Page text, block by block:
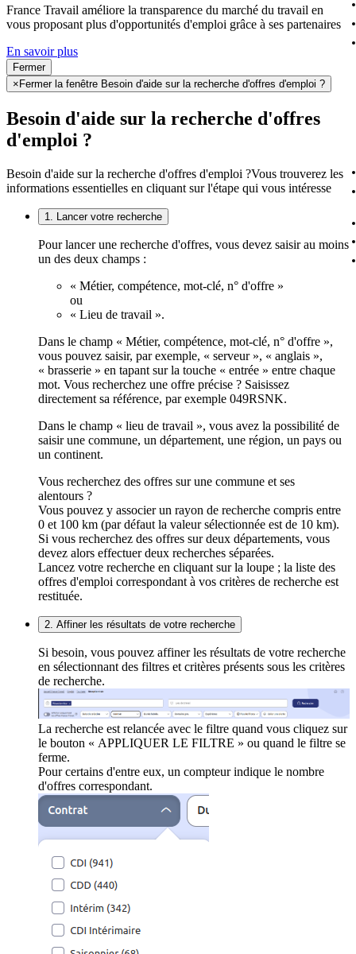
France Travail améliore la transparence du marché du travail en
vous proposant plus d'opportunités d'emploi grâce à ses partenaires
En savoir plus
Fermer
× Fermer la fenêtre Besoin d'aide sur la recherche d'offres d'emploi ?
Besoin d'aide sur la recherche d'offres
d'emploi ?
Besoin d'aide sur la recherche d'offres d'emploi ?Vous trouverez les
informations essentielles en cliquant sur l'étape qui vous intéresse
1. Lancer votre recherche
Pour lancer une recherche d'offres, vous devez saisir au moins
un des deux champs :
« Métier, compétence, mot-clé, n° d'offre »
ou
« Lieu de travail ».
Dans le champ « Métier, compétence, mot-clé, n° d'offre »,
vous pouvez saisir, par exemple, « serveur », « anglais »,
« brasserie » en tapant sur la touche « entrée » entre chaque
mot. Vous recherchez une offre précise ? Saisissez
directement sa référence, par exemple 049RSNK.
Dans le champ « lieu de travail », vous avez la possibilité de
saisir une commune, un département, une région, un pays ou
un continent.
Vous recherchez des offres sur une commune et ses
alentours ?
Vous pouvez y associer un rayon de recherche compris entre
0 et 100 km (par défaut la valeur sélectionnée est de 10 km).
Si vous recherchez des offres sur deux départements, vous
devez alors effectuer deux recherches séparées.
Lancez votre recherche en cliquant sur la loupe ; la liste des
offres d'emploi correspondant à vos critères de recherche est
restituée.
2. Affiner les résultats de votre recherche
Si besoin, vous pouvez affiner les résultats de votre recherche
en sélectionnant des filtres et critères présents sous les critères
de recherche.
La recherche est relancée avec le filtre quand vous cliquez sur
le bouton « APPLIQUER LE FILTRE » ou quand le filtre se
ferme.
Pour certains d'entre eux, un compteur indique le nombre
d'offres correspondant.